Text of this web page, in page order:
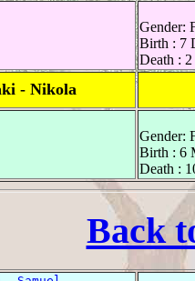
Gender:
Birth : 7
Death :
- Nikola
Gender:
Birth : 6
Death :
Back